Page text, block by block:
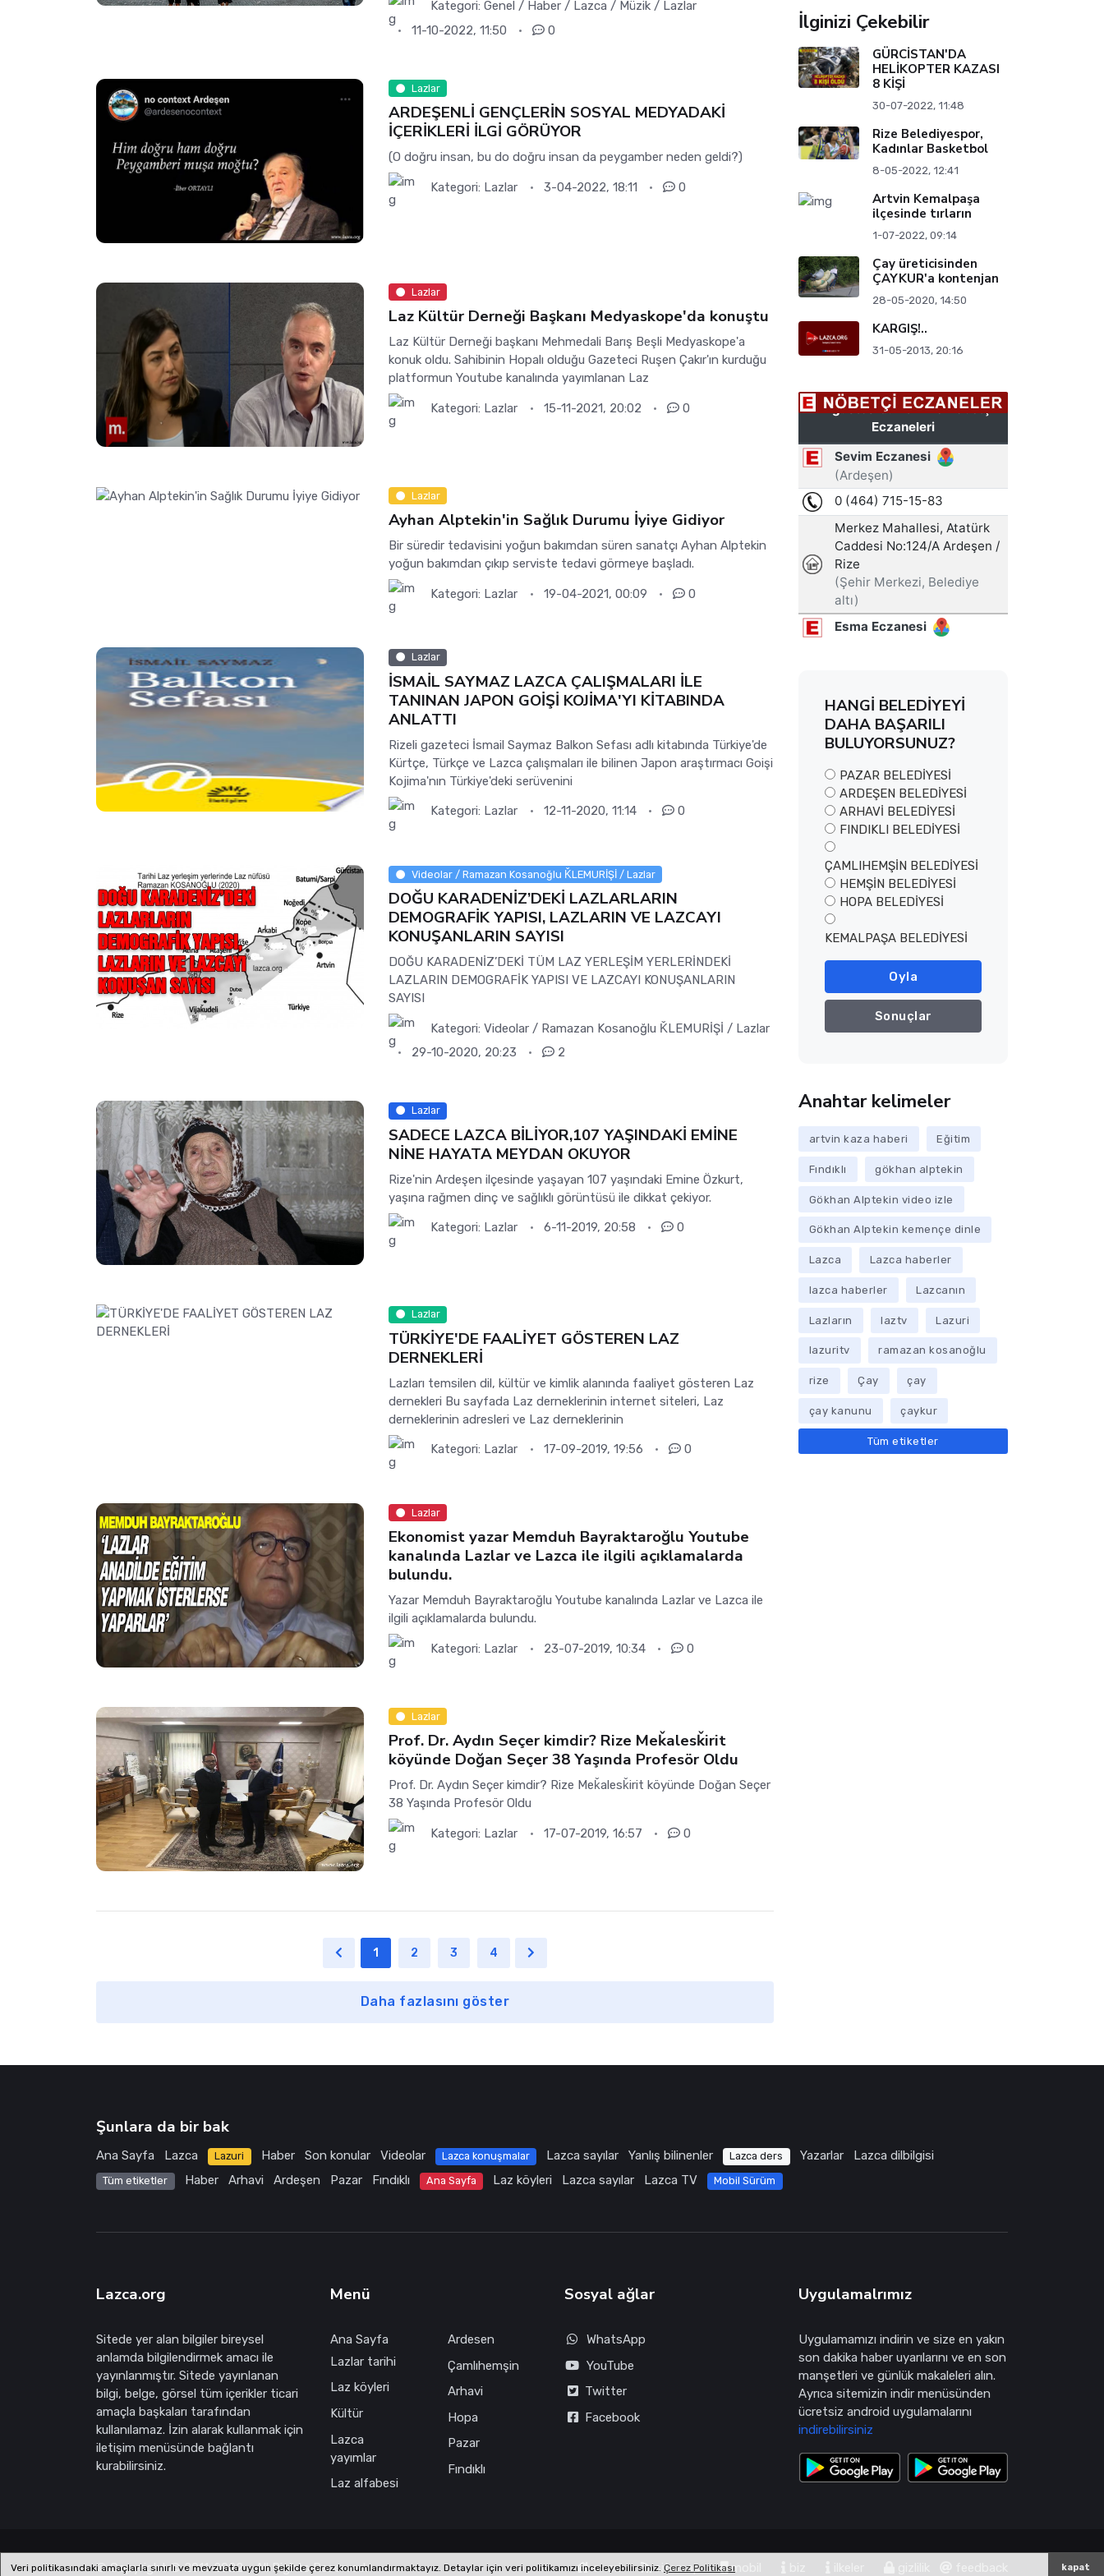
Veri politikasındaki amaçlarla sınırlı ve mevzuata uygun şekilde çerez konumlandırmaktayız. Detaylar için veri politikamızı inceleyebilirsiniz. Çerez Politikası kapat
Kategori:Genel / Haber / Lazca / Müzik / Lazlar
11-10-2022, 11:50
0
Lazlar
ARDEŞENLİ GENÇLERİN SOSYAL MEDYADAKİ
İÇERİKLERİ İLGİ GÖRÜYOR
(O doğru insan, bu do doğru insan da peygamber neden geldi?)
Kategori: Lazlar 3-04-2022, 18:11 0
Lazlar
Laz Kültür Derneği Başkanı Medyaskope'da konuştu
Laz Kültür Derneği başkanı Mehmedali Barış Beşli Medyaskope'a
konuk oldu. Sahibinin Hopalı olduğu Gazeteci Ruşen Çakır'ın kurduğu
platformun Youtube kanalında yayımlanan Laz
Kategori: Lazlar 15-11-2021, 20:02 0
Lazlar
Ayhan Alptekin'in Sağlık Durumu İyiye Gidiyor
Bir süredir tedavisini yoğun bakımdan süren sanatçı Ayhan Alptekin
yoğun bakımdan çıkıp serviste tedavi görmeye başladı.
Kategori: Lazlar 19-04-2021, 00:09 0
Lazlar
İSMAİL SAYMAZ LAZCA ÇALIŞMALARI İLE
TANINAN JAPON GOİŞİ KOJİMA'YI KİTABINDA
ANLATTI
Rizeli gazeteci İsmail Saymaz Balkon Sefası adlı kitabında Türkiye'de
Kürtçe, Türkçe ve Lazca çalışmaları ile bilinen Japon araştırmacı Goişi
Kojima'nın Türkiye'deki serüvenini
Kategori: Lazlar 12-11-2020, 11:14 0
Videolar / Ramazan Kosanoğlu ǨLEMURİŞİ / Lazlar
DOĞU KARADENİZ’DEKİ LAZLARLARIN
DEMOGRAFİK YAPISI, LAZLARIN VE LAZCAYI
KONUŞANLARIN SAYISI
DOĞU KARADENİZ’DEKİ TÜM LAZ YERLEŞİM YERLERİNDEKİ
LAZLARIN DEMOGRAFİK YAPISI VE LAZCAYI KONUŞANLARIN
SAYISI
Kategori:Videolar / Ramazan Kosanoğlu ǨLEMURİŞİ / Lazlar
29-10-2020, 20:23
2
Lazlar
SADECE LAZCA BİLİYOR,107 YAŞINDAKİ EMİNE
NİNE HAYATA MEYDAN OKUYOR
Rize'nin Ardeşen ilçesinde yaşayan 107 yaşındaki Emine Özkurt,
yaşına rağmen dinç ve sağlıklı görüntüsü ile dikkat çekiyor.
Kategori: Lazlar 6-11-2019, 20:58 0
Lazlar
TÜRKİYE'DE FAALİYET GÖSTEREN LAZ
DERNEKLERİ
Lazları temsilen dil, kültür ve kimlik alanında faaliyet gösteren Laz
dernekleri Bu sayfada Laz derneklerinin internet siteleri, Laz
derneklerinin adresleri ve Laz derneklerinin
Kategori: Lazlar 17-09-2019, 19:56 0
Lazlar
Ekonomist yazar Memduh Bayraktaroğlu Youtube
kanalında Lazlar ve Lazca ile ilgili açıklamalarda
bulundu.
Yazar Memduh Bayraktaroğlu Youtube kanalında Lazlar ve Lazca ile
ilgili açıklamalarda bulundu.
Kategori: Lazlar 23-07-2019, 10:34 0
Lazlar
Prof. Dr. Aydın Seçer kimdir? Rize Meǩalesǩirit
köyünde Doğan Seçer 38 Yaşında Profesör Oldu
Prof. Dr. Aydın Seçer kimdir? Rize Meǩalesǩirit köyünde Doğan Seçer
38 Yaşında Profesör Oldu
Kategori: Lazlar 17-07-2019, 16:57 0
1 2 3 4
Daha fazlasını göster
İlginizi Çekebilir
GÜRCİSTAN'DA
HELİKOPTER KAZASI
8 KİŞİ
30-07-2022, 11:48
Rize Belediyespor,
Kadınlar Basketbol
8-05-2022, 12:41
Artvin Kemalpaşa
ilçesinde tırların
1-07-2022, 09:14
Çay üreticisinden
ÇAYKUR'a kontenjan
28-05-2020, 14:50
KARGIŞ!..
31-05-2013, 20:16
HANGİ BELEDİYEYİ
DAHA BAŞARILI
BULUYORSUNUZ?
PAZAR BELEDİYESİ
ARDEŞEN BELEDİYESİ
ARHAVİ BELEDİYESİ
FINDIKLI BELEDİYESİ
ÇAMLIHEMŞİN BELEDİYESİ
HEMŞİN BELEDİYESİ
HOPA BELEDİYESİ
KEMALPAŞA BELEDİYESİ
Oyla
Sonuçlar
Anahtar kelimeler
artvin kaza haberi Eğitim
Fındıklı gökhan alptekin
Gökhan Alptekin video izle
Gökhan Alptekin kemençe dinle
Lazca Lazca haberler
lazca haberler Lazcanın
Lazların laztv Lazuri
lazuritv ramazan kosanoğlu
rize Çay çay
çay kanunu çaykur
Tüm etiketler
Şunlara da bir bak
Ana Sayfa Lazca Lazuri Haber Son konular Videolar Lazca konuşmalar Lazca sayılar Yanlış bilinenler Lazca ders Yazarlar Lazca dilbilgisi
Tüm etiketler Haber Arhavi Ardeşen Pazar Fındıklı Ana Sayfa Laz köyleri Lazca sayılar Lazca TV Mobil Sürüm
Lazca.org
Sitede yer alan bilgiler bireysel
anlamda bilgilendirmek amacı ile
yayınlanmıştır. Sitede yayınlanan
bilgi, belge, görsel tüm içerikler ticari
amaçla başkaları tarafından
kullanılamaz. İzin alarak kullanmak için
iletişim menüsünde bağlantı
kurabilirsiniz.
Menü
Ana Sayfa
Lazlar tarihi
Laz köyleri
Kültür
Lazca
yayımlar
Laz alfabesi
Ardesen
Çamlıhemşin
Arhavi
Hopa
Pazar
Fındıklı
Sosyal ağlar
WhatsApp
YouTube
Twitter
Facebook
Uygulamalrımız
Uygulamamızı indirin ve size en yakın
son dakika haber uyarılarını ve en son
manşetleri ve günlük makaleleri alın.
Ayrıca sitemizin indir menüsünden
ücretsiz android uygulamalarını
indirebilirsiniz
© Copyright © 2011-2022 - All Rights Reserved. oxori sitemap mobil